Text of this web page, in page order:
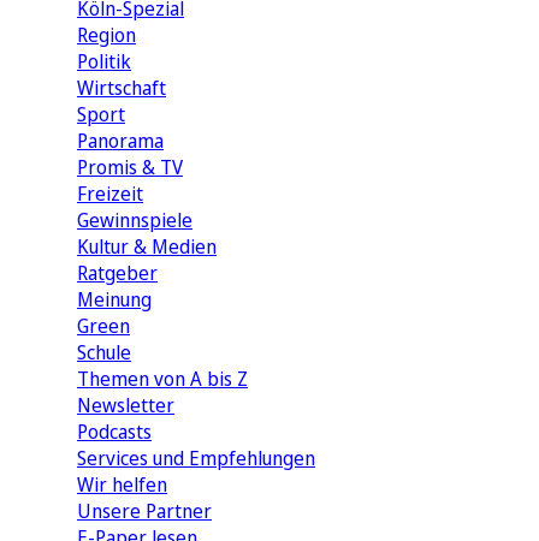
Köln-Spezial
Region
Politik
Wirtschaft
Sport
Panorama
Promis & TV
Freizeit
Gewinnspiele
Kultur & Medien
Ratgeber
Meinung
Green
Schule
Themen von A bis Z
Newsletter
Podcasts
Services und Empfehlungen
Wir helfen
Unsere Partner